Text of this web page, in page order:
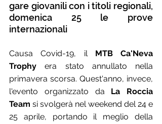
gare giovanili con i titoli regionali,
domenica 25 le prove
internazionali
Causa Covid-19, il MTB Ca'Neva
Trophy era stato annullato nella
primavera scorsa. Quest'anno, invece,
l'evento organizzato da La Roccia
Team si svolgerà nel weekend del 24 e
25 aprile, portando il meglio della